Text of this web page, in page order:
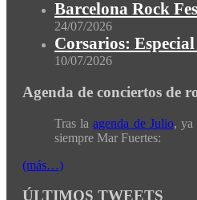
Barcelona Rock
24/07/2026
Corsarios:
10/07/2026
Agenda de conciertos de
Tras laagenda de Julio, ya
siempre Mar Fuertes:
(más…)
ÚLTIMOS TWEETS